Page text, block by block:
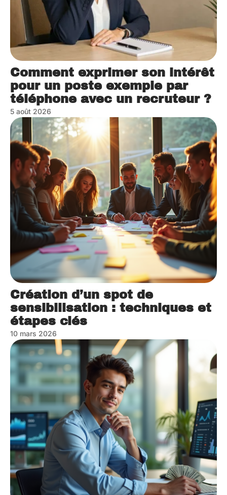
Comment exprimer son intérêt
pour un poste exemple par
téléphone avec un recruteur ?
5 août 2026
Création d’un spot de
sensibilisation : techniques et
étapes clés
10 mars 2026